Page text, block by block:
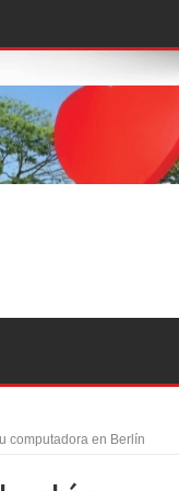
por lavado
computadora en Berlín